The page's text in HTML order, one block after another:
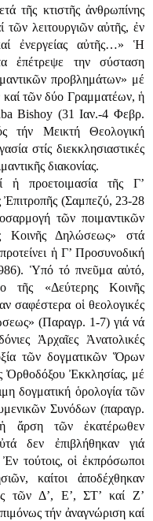
τῆς κτιστῆς ἀνθρωπίνης
λειτουργιῶν αὐτῆς, ἐν
ἐνεργείας αὐτῆς…» Ἡ
ἐπέτρεψε την σύσταση
προβλημάτων» μέ
τῶν δύο Γραμματέων, ἡ
Bishoy (31 Ιαν.-4 Φεβρ.
τήν Μεικτή Θεολογική
στίς διεκκλησιαστικές
διακονίας.
ἡ προετοιμασία τῆς Γ’
Ἐπιτροπῆς (Σαμπεζύ, 23-28
τῶν ποιμαντικῶν
Κοινῆς Δηλώσεως» στά
ἡ Γ’ Προσυνοδική
Ὑπό τό πνεῦμα αὐτό,
τῆς «Δεύτερης Κοινῆς
σαφέστερα οἱ θεολογικές
(Παραγρ. 1-7) γιά νά
Ἀρχαῖες Ἀνατολικές
τῶν δογματικῶν Ὅρων
Ὀρθοδόξου Ἐκκλησίας, μέ
δογματική ὁρολογία τῶν
Συνόδων (παραγρ.
ἄρση τῶν ἐκατέρωθεν
δεν ἐπιβλήθηκαν γιά
τούτοις, οἱ ἐκπρόσωποι
καίτοι ἀποδέχθηκαν
τῶν Δ’, Ε’, ΣΤ’ καί Ζ’
τήν ἀναγνώριση καί